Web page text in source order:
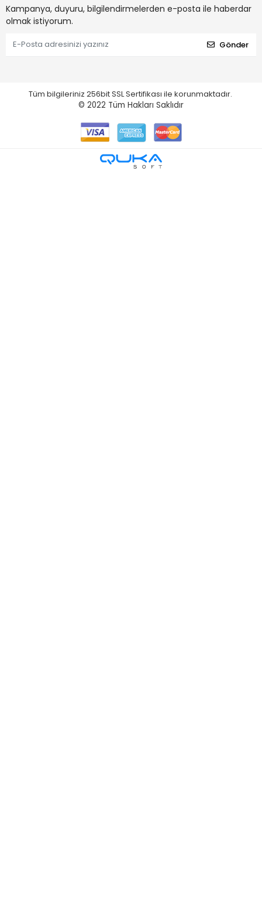
Kampanya, duyuru, bilgilendirmelerden e-posta ile haberdar
olmak istiyorum.
Gönder
Tüm bilgileriniz 256bit SSL Sertifikası ile korunmaktadır.
© 2022 Tüm Hakları Saklıdır